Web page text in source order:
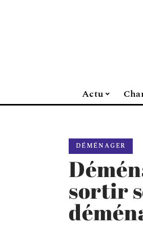
Actu
DÉMÉNAGER
sortir